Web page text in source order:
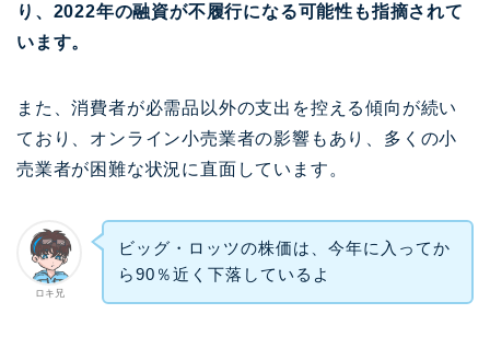
り、2022年の融資が不履行になる可能性も指摘されて
います。
また、消費者が必需品以外の支出を控える傾向が続い
ており、オンライン小売業者の影響もあり、多くの小
売業者が困難な状況に直面しています。
ロキ兄
ビッグ・ロッツの株価は、今年に入ってか
ら90％近く下落しているよ